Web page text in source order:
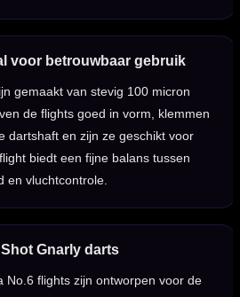
voor betrouwbaar gebruik
gemaakt van stevig 100 micron
de flights goed in vorm, klemmen
dartshaft en zijn ze geschikt voor
biedt een fijne balans tussen
en vluchtcontrole.
Gnarly darts
No.6 flights zijn ontworpen voor de